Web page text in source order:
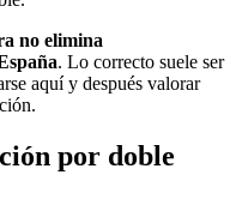
no elimina
. Lo correcto suele ser
aquí y después valorar
por doble